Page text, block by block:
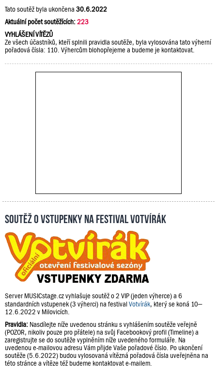
Tato soutěž byla ukončena 30.6.2022
Aktuální počet soutěžících:223
VYHLÁŠENÍ VÍTĚZŮ
Ze všech účastníků, kteří splnili pravidla soutěže, byla vylosována tato výherní
pořadová čísla: 110. Výhercům blohopřejeme a budeme je kontaktovat.
Soutěž o vstupenky na festival Votvírák
Server MUSICstage.cz vyhlašuje soutěž o 2 VIP (jeden výherce) a 6
standardních vstupenek (3 výherci) na festivalVotvírák, který se koná 10–
12.6.2022 v Milovicích.
Pravidla: Nasdílejte níže uvedenou stránku s vyhlášením soutěže veřejně
(POZOR, nikoliv pouze pro přátele) na svůj Facebookový profil (Timeline) a
zaregistrujte se do soutěže vyplněním níže uvedeného formuláře. Na
uvedenou e-mailovou adresu Vám přijde Vaše pořadové číslo. Po ukončení
soutěže (5.6.2022) budou vylosovaná vítězná pořadová čísla uveřejněna na
této stránce a vítěze též budeme kontaktovat e-mailem.